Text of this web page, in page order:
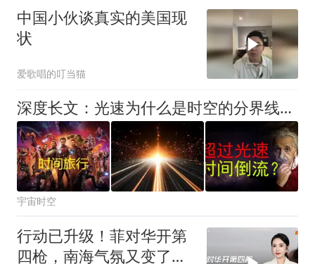
中国小伙谈真实的美国现
状
爱歌唱的叮当猫
深度长文：光速为什么是时空的分界线？你对时空旅行有多少误解？
宇宙时空
行动已升级！菲对华开第
四枪，南海气氛又变了，